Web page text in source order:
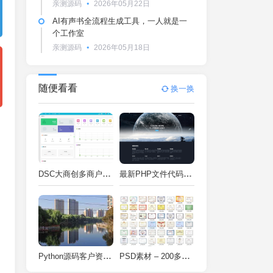
亲测源码 2026年05月22日
AI有声书全流程生成工具，一人就是一
个工作室
亲测源码 2026年05月18日
随便看看 换一换
DSC大商创多商户电商系统完整部署教程（附PHP7.4/PHP8兼容修复方案） 最新PHP文件代码加密系统 在线PHP加密系统 全开源 亲测可用
Python源码客户资料管理系统V2.2一键运行 PSD素材 – 200多种类型证书PSD源码